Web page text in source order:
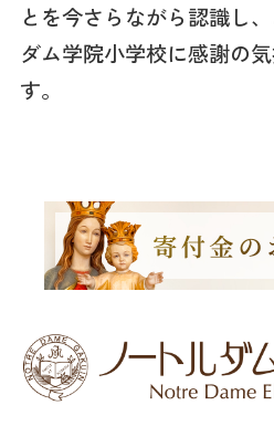
とを今さらながら認識し
ダム学院小学校に感謝の
す。